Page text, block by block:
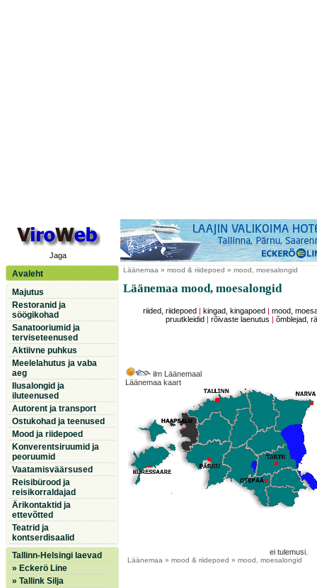
Jaga
Avaleht
Majutus
Restoranid ja
söögikohad
Sanatooriumid ja
terviseteenused
Aktiivne puhkus
Meelelahutus ja vaba
aeg
Ilusalongid ja
iluteenused
Autorent ja transport
Ostukohad ja teenused
Mood ja riidepoed
Konverentsiruumid ja
peoruumid
Vaatamisväärsused
Reisibürood ja
reisikorraldajad
Ärikontaktid ja
ettevõtted
Teatrid ja
kontserdisaalid
Tallinn-Helsingi laevad
» Eckerö Line
» Tallink Silja
Läänemaa » mood & riidepoed » mood, moesalongid
Läänemaa mood, moesalongid
riided, riidepoed kingad, kingapoed |mood,
pruutkleidid
rõivaste laenutus õmblejad,
ilm Läänemaal
Läänemaa kaart
ei tulemusi.
Läänemaa » mood & riidepoed » mood, moesalongid